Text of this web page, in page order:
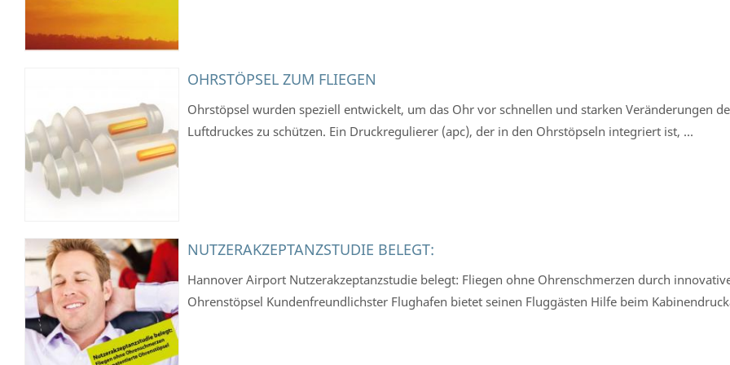
OHRSTÖPSEL ZUM FLIEGEN
Ohrstöpsel wurden speziell entwickelt, um das Ohr vor schnellen und starken Veränderungen
Luftdruckes zu schützen. Ein Druckregulierer (apc), der in den Ohrstöpseln integriert ist, ...
NUTZERAKZEPTANZSTUDIE BELEGT:
Hannover Airport Nutzerakzeptanzstudie belegt: Fliegen ohne Ohrenschmerzen durch
Ohrenstöpsel Kundenfreundlichster Flughafen bietet seinen Fluggästen Hilfe beim